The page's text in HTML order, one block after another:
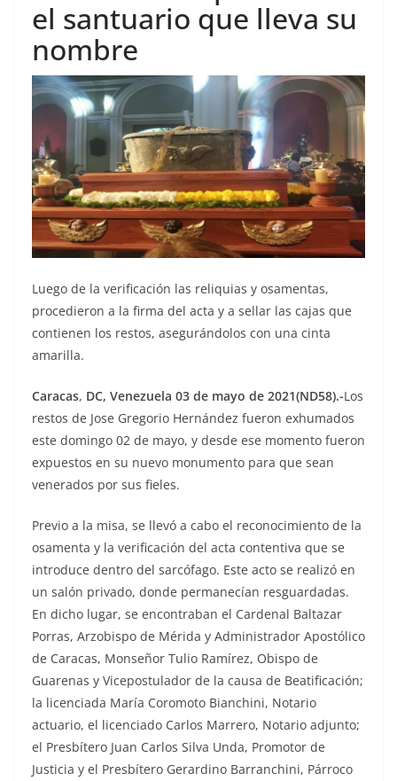
el santuario que lleva su
nombre
Luego de la verificación las reliquias y osamentas,
procedieron a la firma del acta y a sellar las cajas que
contienen los restos, asegurándolos con una cinta
amarilla.
Caracas, DC, Venezuela 03 de mayo de 2021(ND58).-Los
restos de Jose Gregorio Hernández fueron exhumados
este domingo 02 de mayo, y desde ese momento fueron
expuestos en su nuevo monumento para que sean
venerados por sus fieles.
Previo a la misa, se llevó a cabo el reconocimiento de la
osamenta y la verificación del acta contentiva que se
introduce dentro del sarcófago. Este acto se realizó en
un salón privado, donde permanecían resguardadas.
En dicho lugar, se encontraban el Cardenal Baltazar
Porras, Arzobispo de Mérida y Administrador Apostólico
de Caracas, Monseñor Tulio Ramírez, Obispo de
Guarenas y Vicepostulador de la causa de Beatificación;
la licenciada María Coromoto Bianchini, Notario
actuario, el licenciado Carlos Marrero, Notario adjunto;
el Presbítero Juan Carlos Silva Unda, Promotor de
Justicia y el Presbítero Gerardino Barranchini, Párroco